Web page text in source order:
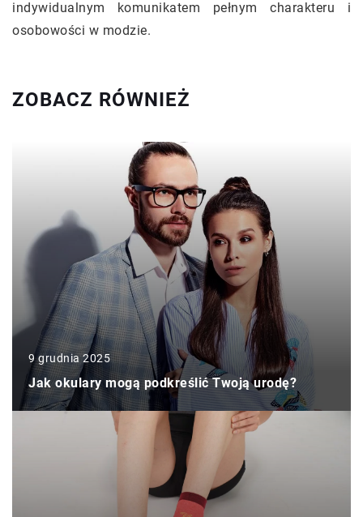
indywidualnym komunikatem pełnym charakteru i
osobowości w modzie.
ZOBACZ RÓWNIEŻ
9 grudnia 2025
Jak okulary mogą podkreślić Twoją urodę?